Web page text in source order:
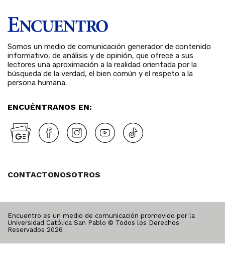
Somos un medio de comunicación generador de contenido
informativo, de análisis y de opinión, que ofrece a sus
lectores una aproximación a la realidad orientada por la
búsqueda de la verdad, el bien común y el respeto a la
persona humana.
ENCUÉNTRANOS EN:
CONTACTONOSOTROS
Encuentro es un medio de comunicación promovido por la
Universidad Católica San Pablo © Todos los Derechos
Reservados 2026